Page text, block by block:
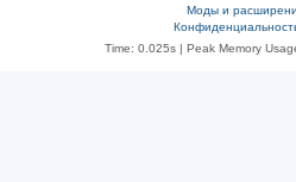
Моды и
Time: 0.025s| Peak Memory